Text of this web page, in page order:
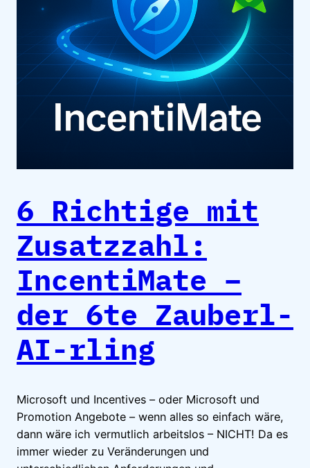
6 Richtige mit
Zusatzzahl:
IncentiMate –
der 6te Zauberl-
AI-rling
Microsoft und Incentives – oder Microsoft und
Promotion Angebote – wenn alles so einfach wäre,
dann wäre ich vermutlich arbeitslos – NICHT! Da es
immer wieder zu Veränderungen und